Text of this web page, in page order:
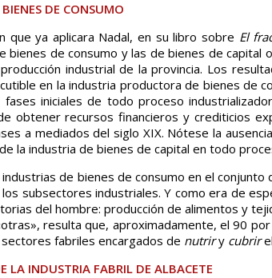
DE CONSUMO
ya aplicara Nadal, en su libro sobre El
de consumo y las de bienes de capital
industrial de la provincia. Los
en la industria productora de bienes de
iniciales de todo proceso
obtener recursos financieros y crediticios
a mediados del siglo XIX. Nótese la
la industria de bienes de capital en todo
de bienes de consumo en el
subsectores industriales. Y como era de
del hombre: producción de alimentos y
resulta que, aproximadamente, el 90
fabriles encargados de nutriry cubrir
LA INDUSTRIA FABRIL DE ALBACETE